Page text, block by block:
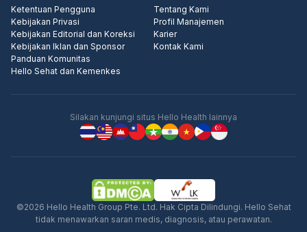
Ketentuan Pengguna
Kebijakan Privasi
Kebijakan Editorial dan Koreksi
Kebijakan Iklan dan Sponsor
Panduan Komunitas
Hello Sehat dan Kemenkes
Tentang Kami
Profil Manajemen
Karier
Kontak Kami
Silakan kunjungi situs Hello Health lainnya
©2026 Hello Health Group Pte. Ltd. Hak Cipta Dilindungi. Hello Sehat
tidak menawarkan saran medis, diagnosis, atau perawatan.